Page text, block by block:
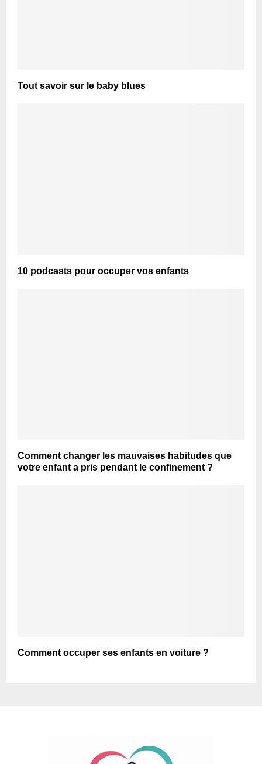
Tout savoir sur le baby blues
10 podcasts pour occuper vos enfants
Comment changer les mauvaises habitudes que
votre enfant a pris pendant le confinement ?
Comment occuper ses enfants en voiture ?